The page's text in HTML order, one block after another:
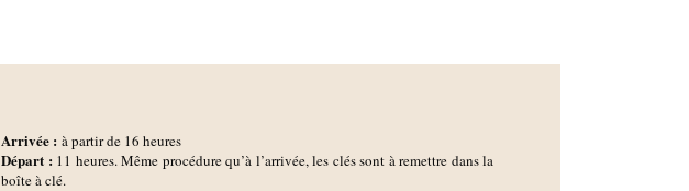
Arrivée : à partir de 16 heures
Départ : 11 heures. Même procédure qu’à l’arrivée, les clés sont à remettre dans la
boîte à clé.